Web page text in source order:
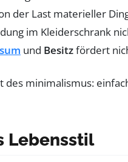
der Last materieller
im Kleiderschrank
und Besitzfördert
Lebensstil